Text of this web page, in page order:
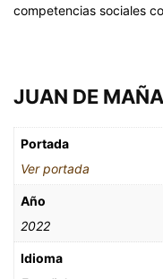
competencias sociales
JUAN DE
Portada
Ver portada
Año
2022
Idioma